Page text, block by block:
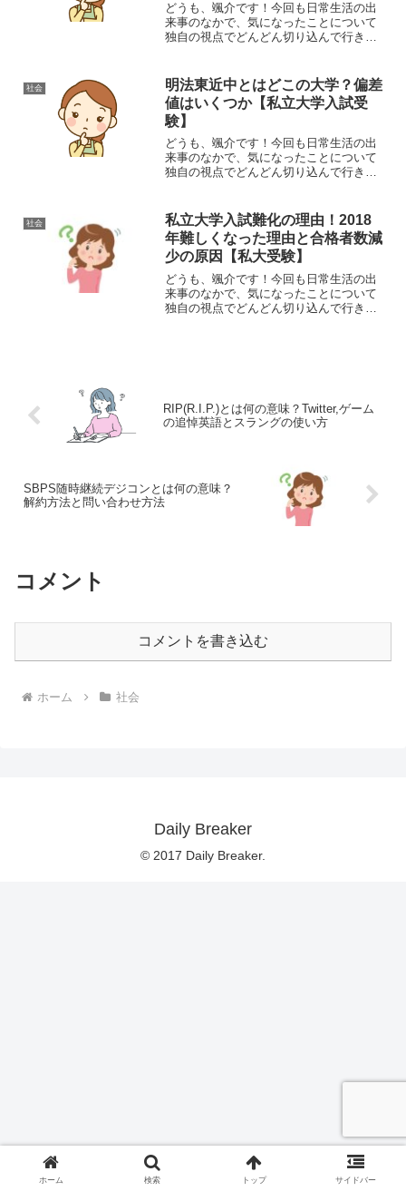
どうも、颯介です！今回も日常生活の出
来事のなかで、気になったことについて
独自の視点でどんどん切り込んで行きた
は、大学入試で偏差値などから大学のグ
ループを分類する呼び方で「...
社会
明法東近中とはどこの大学？偏差
値はいくつか【私立大学入試受
験】
どうも、颯介です！今回も日常生活の出
来事のなかで、気になったことについて
独自の視点でどんどん切り込んで行きた
は、大学入試などの際、大学のグループ
を分類する呼び方で「明法東...
社会
私立大学入試難化の理由！2018
年難しくなった理由と合格者数減
少の原因【私大受験】
どうも、颯介です！今回も日常生活の出
来事のなかで、気になったことについて
独自の視点でどんどん切り込んで行きた
RIP(R.I.P.)とは何の意味？Twitter,ゲーム
の追悼英語とスラングの使い方
SBPS随時継続デジコンとは何の意味？
解約方法と問い合わせ方法
コメント
コメントを書き込む
ホーム 社会
Daily Breaker
© 2017 Daily Breaker.
ホーム 検索 トップ サイドバー